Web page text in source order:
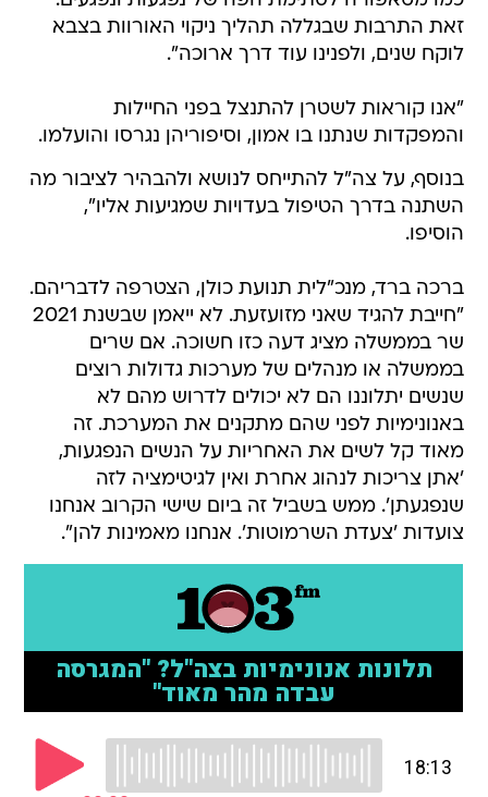
זאת התרבות שבגללה תהליך ניקוי האורוות בצבא
לוקח שנים, ולפנינו עוד דרך ארוכה".
"אנו קוראות לשטרן להתנצל בפני החיילות
והמפקדות שנתנו בו אמון, וסיפוריהן נגרסו והועלמו.
בנוסף, על צה"ל להתייחס לנושא ולהבהיר לציבור מה
השתנה בדרך הטיפול בעדויות שמגיעות אליו",
הוסיפו.
ברכה ברד, מנכ"לית תנועת כולן, הצטרפה לדבריהם.
"חייבת להגיד שאני מזועזעת. לא ייאמן שבשנת 2021
שר בממשלה מציג דעה כזו חשוכה. אם שרים
בממשלה או מנהלים של מערכות גדולות רוצים
שנשים יתלוננו הם לא יכולים לדרוש מהם לא
באנונימיות לפני שהם מתקנים את המערכת. זה
מאוד קל לשים את האחריות על הנשים הנפגעות,
'אתן צריכות לנהוג אחרת ואין לגיטימציה לזה
שנפגעתן'. ממש בשביל זה ביום שישי הקרוב אנחנו
צועדות 'צעדת השרמוטות'. אנחנו מאמינות להן".